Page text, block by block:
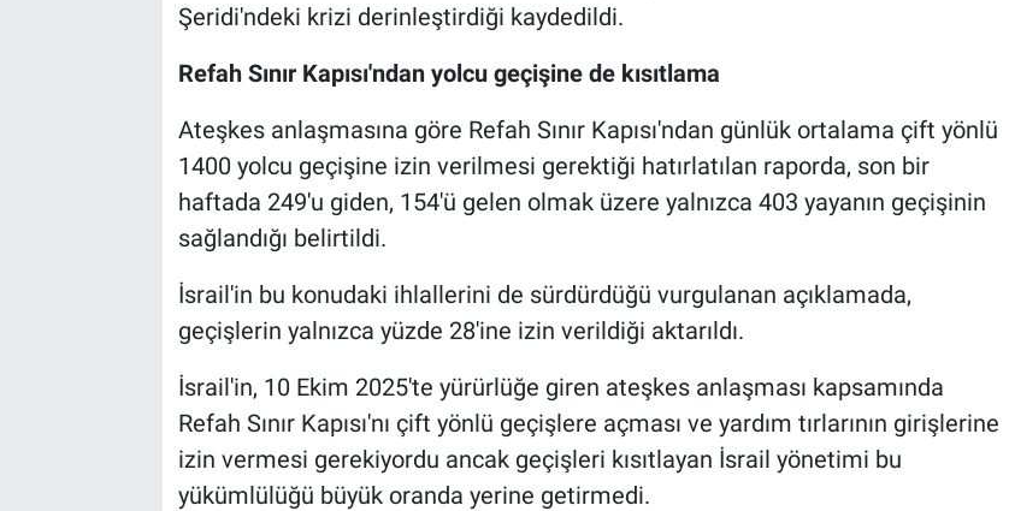
Şeridi'ndeki krizi derinleştirdiği kaydedildi.
Refah Sınır Kapısı'ndan yolcu geçişine de kısıtlama
Ateşkes anlaşmasına göre Refah Sınır Kapısı'ndan günlük ortalama çift yönlü
1400 yolcu geçişine izin verilmesi gerektiği hatırlatılan raporda, son bir
haftada 249'u giden, 154'ü gelen olmak üzere yalnızca 403 yayanın geçişinin
sağlandığı belirtildi.
İsrail'in bu konudaki ihlallerini de sürdürdüğü vurgulanan açıklamada,
geçişlerin yalnızca yüzde 28'ine izin verildiği aktarıldı.
İsrail'in, 10 Ekim 2025'te yürürlüğe giren ateşkes anlaşması kapsamında
Refah Sınır Kapısı'nı çift yönlü geçişlere açması ve yardım tırlarının girişlerine
izin vermesi gerekiyordu ancak geçişleri kısıtlayan İsrail yönetimi bu
yükümlülüğü büyük oranda yerine getirmedi.